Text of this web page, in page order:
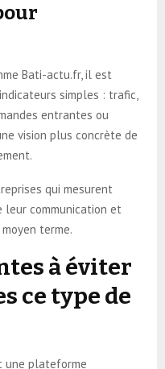
Bati-actu.fr, il est
simples : trafic,
entrantes ou
vision plus concrète de
qui mesurent
communication et
terme.
à éviter
ce type de
une plateforme